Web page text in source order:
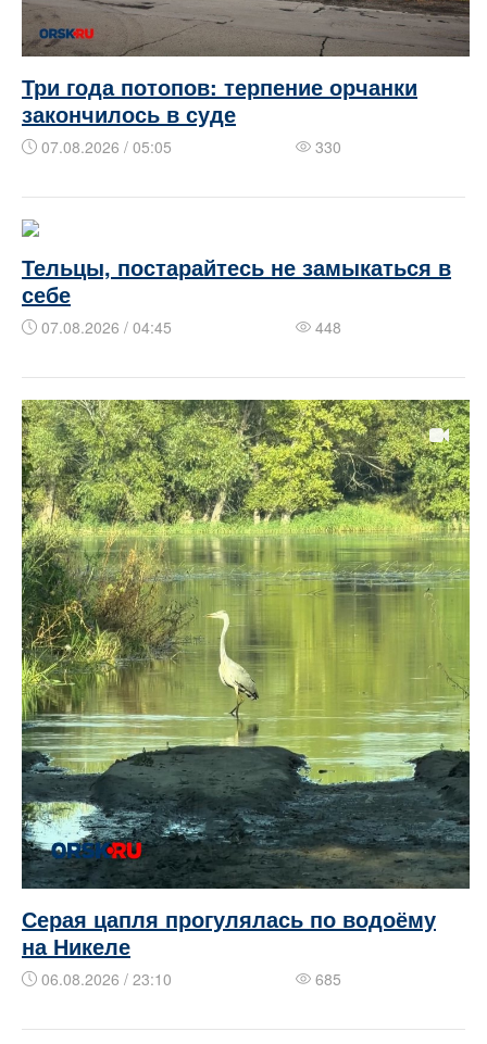
Три года потопов: терпение орчанки
закончилось в суде
07.08.2026 / 05:05 330
Тельцы, постарайтесь не замыкаться в
себе
07.08.2026 / 04:45 448
Серая цапля прогулялась по водоёму
на Никеле
06.08.2026 / 23:10 685